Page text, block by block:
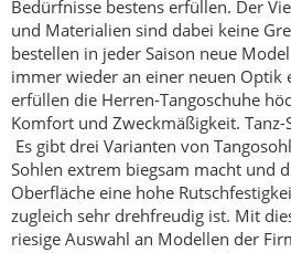
Bedürfnisse bestens erfüllen. Der
und Materialien sind dabei keine
bestellen in jeder Saison neue
immer wieder an einer neuen Optik
erfüllen die Herren-Tangoschuhe
Komfort und Zweckmäßigkeit.
Es gibt drei Varianten von
Sohlen extrem biegsam macht und
Oberfläche eine hohe
zugleich sehr drehfreudig ist. Mit
riesige Auswahl an Modellen der